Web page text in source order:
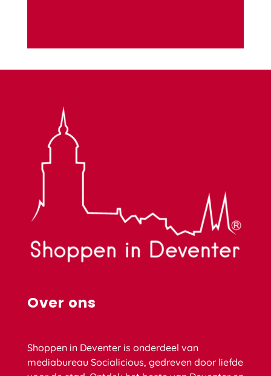
Over ons
Shoppen in Deventer is onderdeel van
mediabureau Socialicious, gedreven door liefde